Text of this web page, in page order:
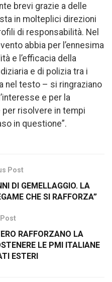
brevi grazie a delle
in molteplici direzioni
di responsabilità. Nel
abbia per l’ennesima
e l’efficacia della
e di polizia tra i
nel testo – si ringraziano
e per la
risolvere in tempi
in questione”.
Post
DI GEMELLAGGIO. LA
CHE SI RAFFORZA”
Post
RAFFORZANO LA
LE PMI ITALIANE
ESTERI